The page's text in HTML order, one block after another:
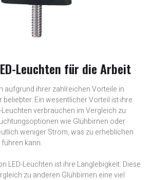
Leuchten für die Arbeit
aufgrund ihrer zahlreichen Vorteile in
Ein wesentlicher Vorteil ist ihre
Leuchten verbrauchen im Vergleich zu
wie Glühbirnen oder
weniger Strom, was zu erheblichen
kann.
LED-Leuchten ist ihre Langlebigkeit. Diese
zu anderen Glühbirnen eine viel